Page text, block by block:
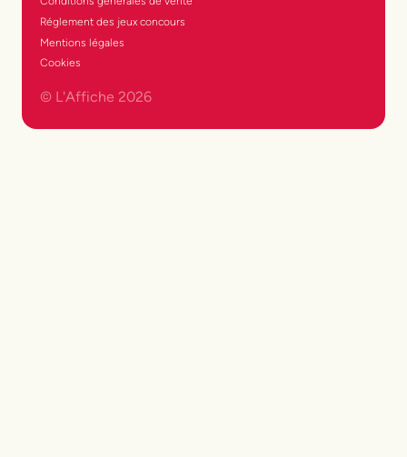
Réglement des jeux concours
Mentions légales
Cookies
© L'Affiche 2026